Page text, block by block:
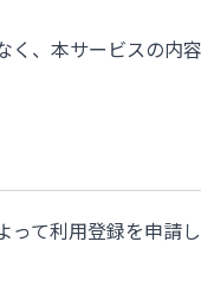
く、本サービスの内
て利用登録を申請